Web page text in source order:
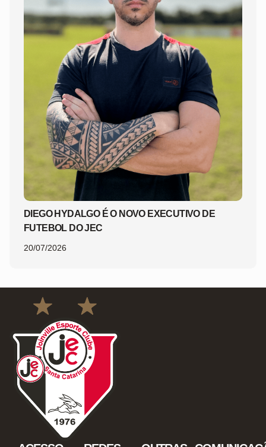
DIEGO HYDALGO É O NOVO EXECUTIVO DE
FUTEBOL DO JEC
20/07/2026